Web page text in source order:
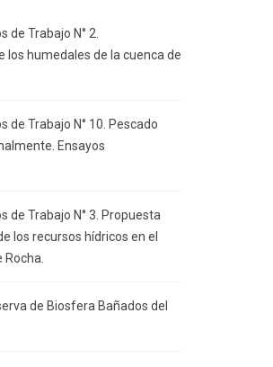
de Trabajo N° 2.
los humedales de la cuenca de
de Trabajo N° 10. Pescado
Ensayos
de Trabajo N° 3. Propuesta
los recursos hídricos en el
de Biosfera Bañados del